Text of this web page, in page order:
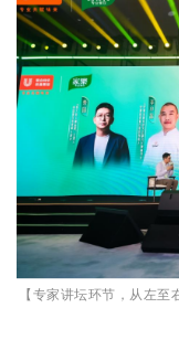
【专家讲坛环节，从左